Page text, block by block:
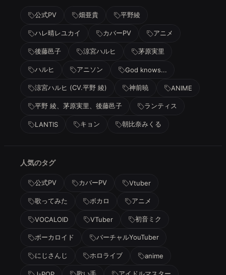
公式PV 畑亜貴 平野綾
ハレ晴レユカイ カバーPV アニメ
後藤邑子 涼宮ハルヒ 茅原実里
ハルヒ アニソン God knows...
涼宮ハルヒ (CV.平野 綾) 神前暁 ANIME
平野 綾、茅原実里、後藤邑子 ランティス
LANTIS キョン 朝比奈みくる
人気のタグ
公式PV カバーPV Vtuber
歌ってみた ボカロ アニメ
VOCALOID VTuber 初音ミク
ボーカロイド バーチャルYouTuber
にじさんじ ホロライブ anime